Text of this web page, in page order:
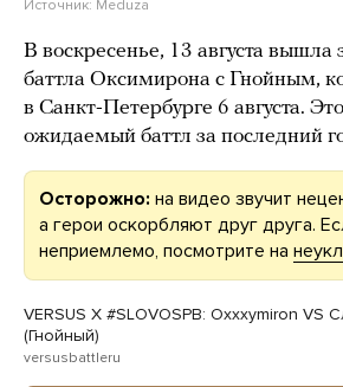
Источник: Meduza
В воскресенье, 13 августа вышла
баттла Оксимирона с Гнойным,
в Санкт-Петербурге 6 августа.
ожидаемый баттл за последний
Осторожно: на видео звучит
а герои оскорбляют друг друга.
неприемлемо, посмотрите на
VERSUS X #SLOVOSPB: Oxxxymiron VS
(Гнойный)
versusbattleru